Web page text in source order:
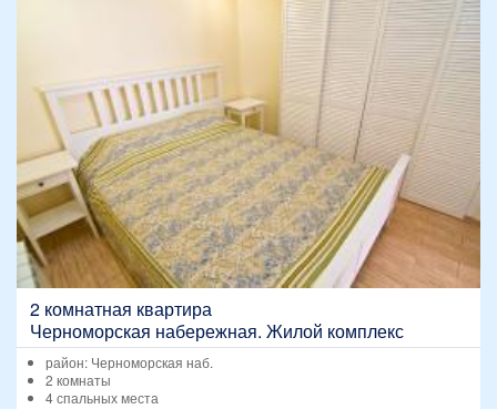
2 комнатная квартира
Черноморская набережная. Жилой комплекс
"Консоль"
район: Черноморская наб.
2 комнаты
4 спальных места